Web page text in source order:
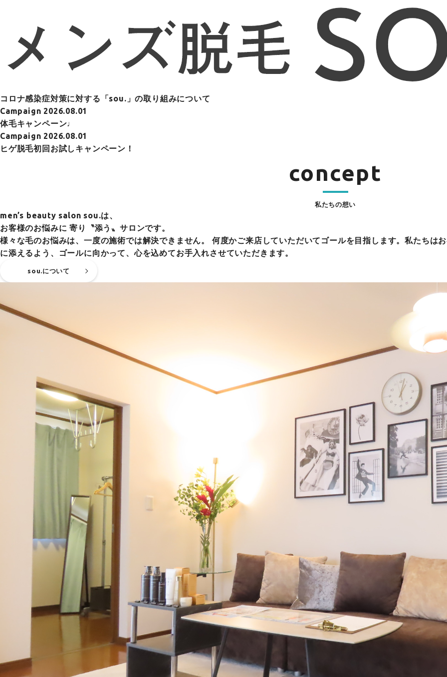
コロナ感染症対策に対する「sou.」の取り組みについて
Campaign 2026.08.01
体毛キャンペーン♩
Campaign 2026.08.01
ヒゲ脱毛初回お試しキャンペーン！
concept
私たちの想い
men’s beauty salon sou.は、
お客様のお悩みに 寄り〝添う〟サロンです。
様々な毛のお悩みは、一度の施術では解決できません。 何度かご来店していただいてゴールを目指します。私たちは
に添えるよう、ゴールに向かって、心を込めてお手入れさせていただきます。
sou.について